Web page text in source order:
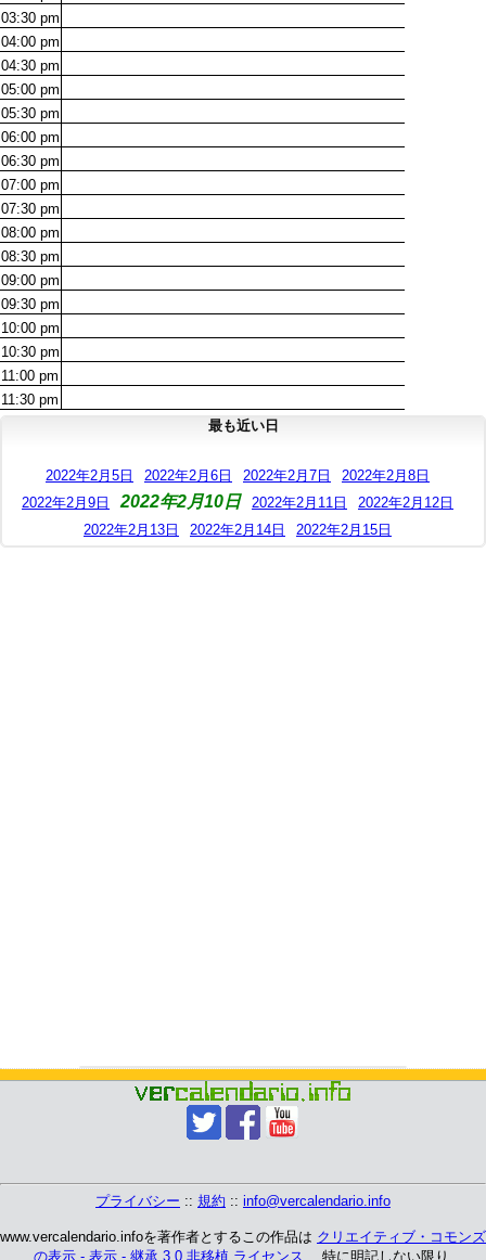
03:30 pm
04:00 pm
04:30 pm
05:00 pm
05:30 pm
06:00 pm
06:30 pm
07:00 pm
07:30 pm
08:00 pm
08:30 pm
09:00 pm
09:30 pm
10:00 pm
10:30 pm
11:00 pm
11:30 pm
最も近い日
2022年2月5日 2022年2月6日 2022年2月7日
2022年2月8日
2022年2月9日
2022年2月10日 2022年2月11日
2022年2月12日
2022年2月13日
2022年2月14日 2022年2月15日
プライバシー :: 規約 :: info@vercalendario.info
www.vercalendario.infoを著作者とするこの作品は クリエイティブ・コモンズ
の表示 - 表示 - 継承 3.0 非移植 ライセンス 、 特に明記しない限り.